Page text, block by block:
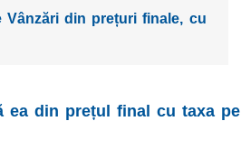
Vânzări din prețuri finale, cu
ea din prețul final cu taxa pe